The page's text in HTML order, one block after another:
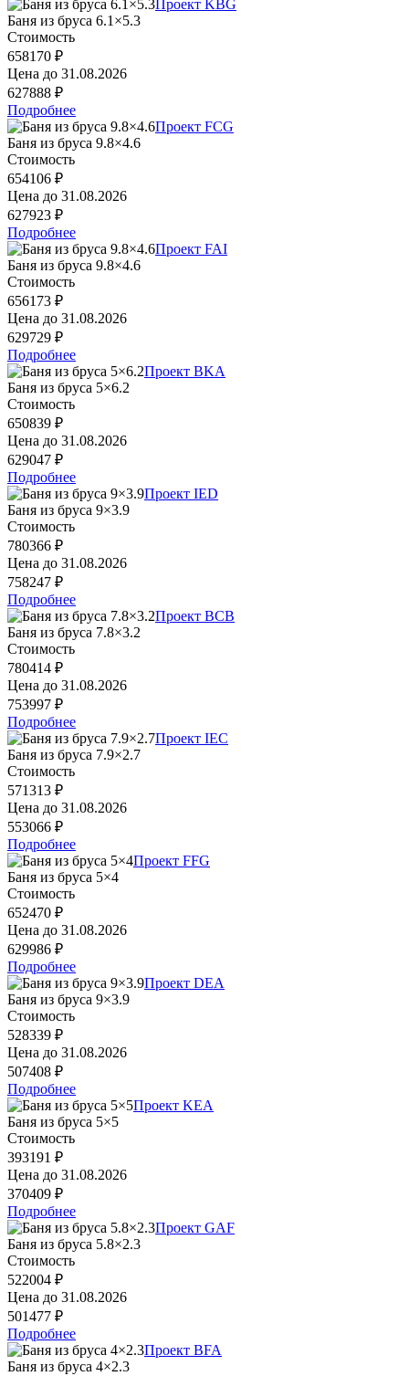
Проект KBG
Баня из бруса 6.1×5.3
Стоимость
658170 ₽
Цена до 31.08.2026
627888 ₽
Подробнее
Проект FCG
Баня из бруса 9.8×4.6
Стоимость
654106 ₽
Цена до 31.08.2026
627923 ₽
Подробнее
Проект FAI
Баня из бруса 9.8×4.6
Стоимость
656173 ₽
Цена до 31.08.2026
629729 ₽
Подробнее
Проект BKA
Баня из бруса 5×6.2
Стоимость
650839 ₽
Цена до 31.08.2026
629047 ₽
Подробнее
Проект IED
Баня из бруса 9×3.9
Стоимость
780366 ₽
Цена до 31.08.2026
758247 ₽
Подробнее
Проект BCB
Баня из бруса 7.8×3.2
Стоимость
780414 ₽
Цена до 31.08.2026
753997 ₽
Подробнее
Проект IEC
Баня из бруса 7.9×2.7
Стоимость
571313 ₽
Цена до 31.08.2026
553066 ₽
Подробнее
Проект FFG
Баня из бруса 5×4
Стоимость
652470 ₽
Цена до 31.08.2026
629986 ₽
Подробнее
Проект DEA
Баня из бруса 9×3.9
Стоимость
528339 ₽
Цена до 31.08.2026
507408 ₽
Подробнее
Проект KEA
Баня из бруса 5×5
Стоимость
393191 ₽
Цена до 31.08.2026
370409 ₽
Подробнее
Проект GAF
Баня из бруса 5.8×2.3
Стоимость
522004 ₽
Цена до 31.08.2026
501477 ₽
Подробнее
Проект BFA
Баня из бруса 4×2.3